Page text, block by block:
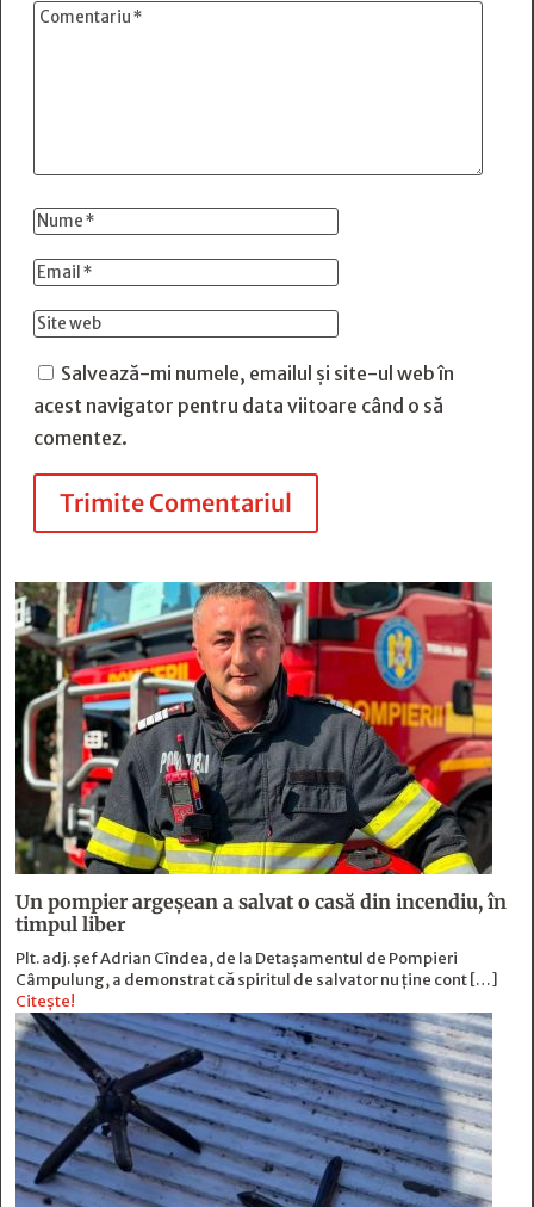
Salvează-mi numele, emailul și site-ul web în
acest navigator pentru data viitoare când o să
comentez.
Trimite Comentariul
Un pompier argeșean a salvat o casă din incendiu, în
timpul liber
Plt. adj. șef Adrian Cîndea, de la Detașamentul de Pompieri
Câmpulung, a demonstrat că spiritul de salvator nu ține cont […]
Citește!